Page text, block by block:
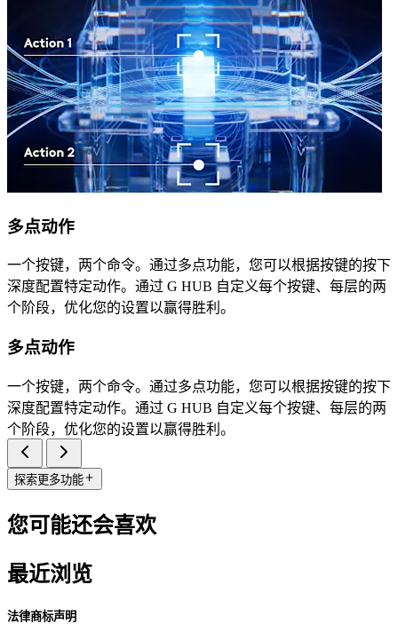
多点动作
一个按键，两个命令。通过多点功能，您可以根据按键的按下
深度配置特定动作。通过 G HUB 自定义每个按键、每层的两
个阶段，优化您的设置以赢得胜利。
多点动作
一个按键，两个命令。通过多点功能，您可以根据按键的按下
深度配置特定动作。通过 G HUB 自定义每个按键、每层的两
个阶段，优化您的设置以赢得胜利。
探索更多功能
您可能还会喜欢
最近浏览
法律商标声明